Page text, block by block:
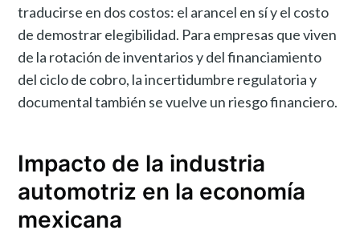
traducirse en dos costos: el arancel en sí y el costo
de demostrar elegibilidad. Para empresas que viven
de la rotación de inventarios y del financiamiento
del ciclo de cobro, la incertidumbre regulatoria y
documental también se vuelve un riesgo financiero.
Impacto de la industria
automotriz en la economía
mexicana